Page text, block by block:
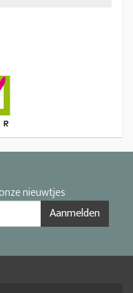
nieuwtjes
Aanmelden